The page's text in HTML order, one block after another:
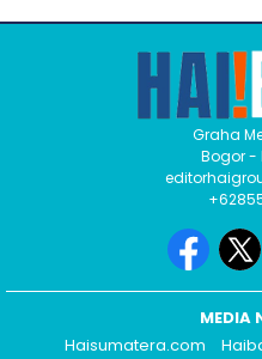
Graha
Bogor -
MEDIA
Haisumatera.com